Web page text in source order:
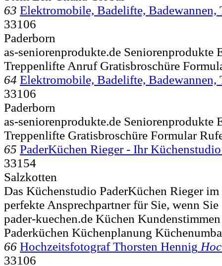
63 Elektromobile, Badelifte, Badewannen,
33106
Paderborn
as-seniorenprodukte.de Seniorenprodukte
Treppenlifte Anruf Gratisbroschüre
64 Elektromobile, Badelifte, Badewannen,
33106
Paderborn
as-seniorenprodukte.de Seniorenprodukte
Treppenlifte Gratisbroschüre Formular
65 PaderKüchen Rieger - Ihr
33154
Salzkotten
Das Küchenstudio PaderKüchen Rieger
perfekte Ansprechpartner für Sie, wenn Sie
pader-kuechen.de Küchen
Paderküchen Küchenplanung
66 Hochzeitsfotograf Thorsten Hennig
33106